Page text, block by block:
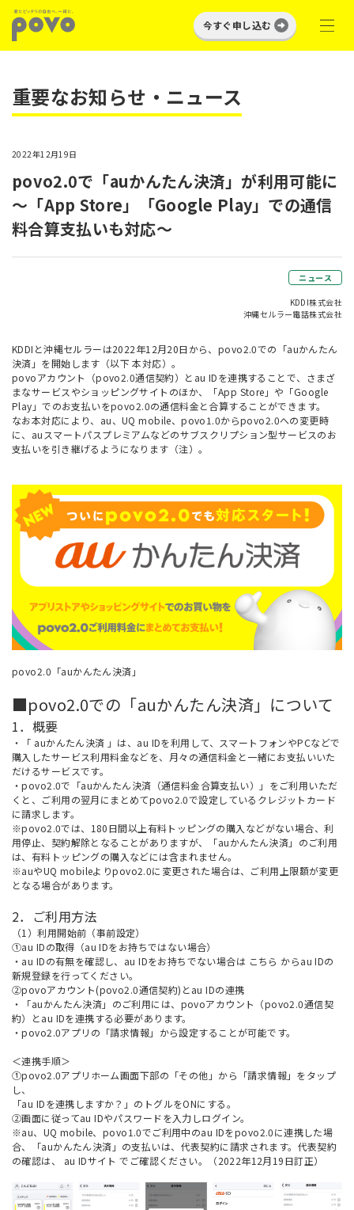
今すぐ申し込む
重要なお知らせ・ニュース
2022年12月19日
povo2.0で「auかんたん決済」が利用可能に
～「App Store」「Google Play」での通信
料合算支払いも対応～
ニュース
KDDI株式会社
沖縄セルラー電話株式会社
KDDIと沖縄セルラーは2022年12月20日から、povo2.0での「auかんたん
決済」を開始します（以下 本対応）。
povoアカウント（povo2.0通信契約）とau IDを連携することで、さまざ
まなサービスやショッピングサイトのほか、「App Store」や「Google
Play」でのお支払いをpovo2.0の通信料金と合算することができます。
なお本対応により、au、UQ mobile、povo1.0からpovo2.0への変更時
に、auスマートパスプレミアムなどのサブスクリプション型サービスのお
支払いを引き継げるようになります（注）。
povo2.0「auかんたん決済」
■povo2.0での「auかんたん決済」について
1．概要
・「 auかんたん決済 」は、au IDを利用して、スマートフォンやPCなどで
購入したサービス利用料金などを、月々の通信料金と一緒にお支払いいた
だけるサービスです。
・povo2.0で「auかんたん決済（通信料金合算支払い）」をご利用いただ
くと、ご利用の翌月にまとめてpovo2.0で設定しているクレジットカード
に請求します。
※povo2.0では、180日間以上有料トッピングの購入などがない場合、利
用停止、契約解除となることがありますが、「auかんたん決済」のご利用
は、有料トッピングの購入などには含まれません。
※auやUQ mobileよりpovo2.0に変更された場合は、ご利用上限額が変更
となる場合があります。
2．ご利用方法
（1）利用開始前（事前設定）
①au IDの取得（au IDをお持ちではない場合）
・au IDの有無を確認し、au IDをお持ちでない場合は こちら からau IDの
新規登録を行ってください。
②povoアカウント(povo2.0通信契約)とau IDの連携
・「auかんたん決済」のご利用には、povoアカウント（povo2.0通信契
約）とau IDを連携する必要があります。
・povo2.0アプリの「請求情報」から設定することが可能です。
＜連携手順＞
①povo2.0アプリホーム画面下部の「その他」から「請求情報」をタップ
し、
「au IDを連携しますか？」のトグルをONにする。
②画面に従ってau IDやパスワードを入力しログイン。
※au、UQ mobile、povo1.0でご利用中のau IDをpovo2.0に連携した場
合、「auかんたん決済」の支払いは、代表契約に請求されます。代表契約
の確認は、 au IDサイト でご確認ください。（2022年12月19日訂正）